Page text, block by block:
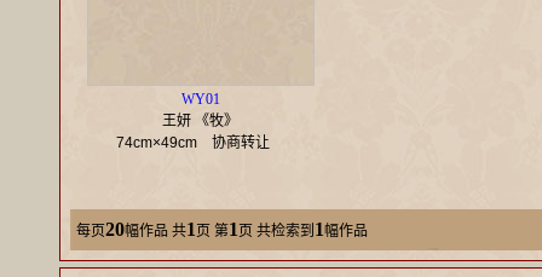
WY01
王妍 《牧》
74cm×49cm 协商转让
每页20幅作品 共1 页 第1 页 共检索到 1幅作品